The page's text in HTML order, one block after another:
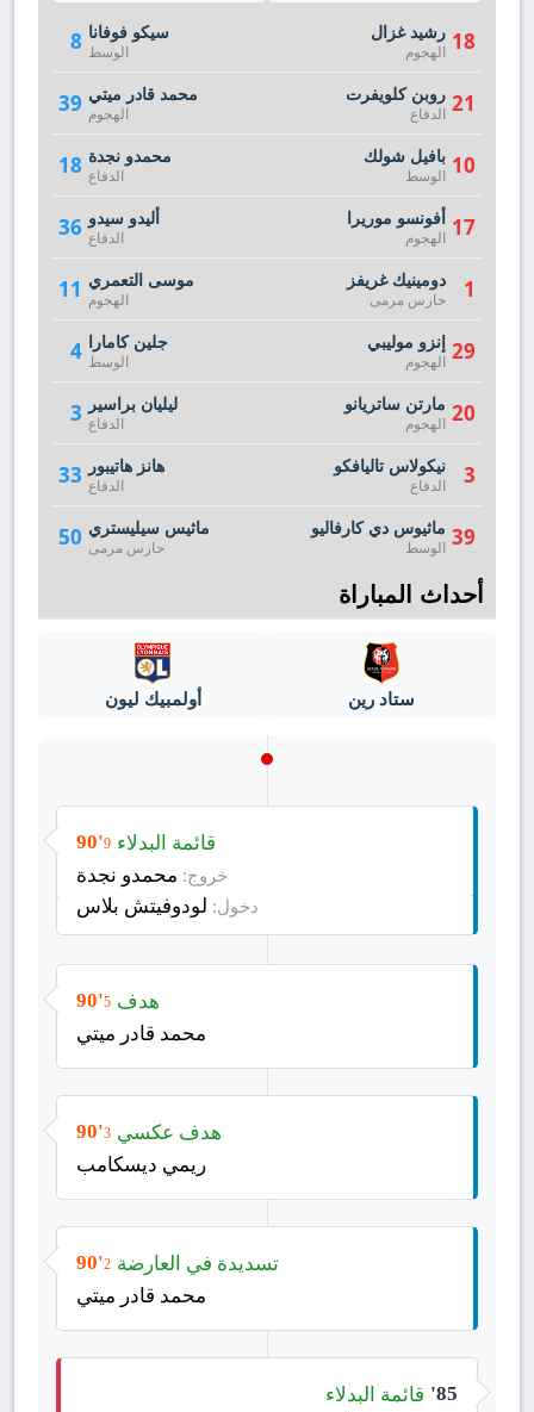
8 سيكو فوفانا
الوسط
39 محمد قادر ميتي
الهجوم
18 محمدو نجدة
الدفاع
36 أليدو سيدو
الدفاع
11 موسى التعمري
الهجوم
4 جلين كامارا
الوسط
3 ليليان براسير
الدفاع
33 هانز هاتيبور
الدفاع
50 ماثيس سيليستري
حارس مرمى
18 رشيد غزال
الهجوم
21 روبن كلويفرت
الدفاع
10 بافيل شولك
الوسط
17 أفونسو موريرا
الهجوم
1 دومينيك غريفز
حارس مرمى
29 إنزو موليبي
الهجوم
20 مارتن ساتريانو
الهجوم
3 نيكولاس تاليافكو
الدفاع
39 ماثيوس دي كارفاليو
الوسط
أحداث المباراة
ستاد رين أولمبيك ليون
90'9 قائمة البدلاء
خروج: محمدو نجدة
دخول: لودوفيتش بلاس
90'5 هدف
محمد قادر ميتي
90'3 هدف عكسي
ريمي ديسكامب
90'2 تسديدة في العارضة
محمد قادر ميتي
85' قائمة البدلاء